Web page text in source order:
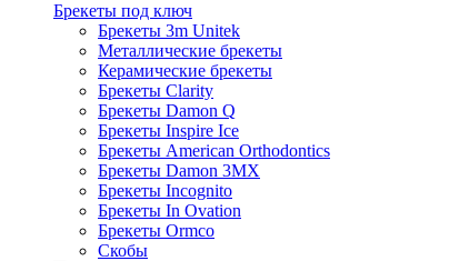
Брекеты под ключ
Брекеты 3m Unitek
Металлические брекеты
Керамические брекеты
Брекеты Clarity
Брекеты Damon Q
Брекеты Inspire Ice
Брекеты American Orthodontics
Брекеты Damon 3MX
Брекеты Incognito
Брекеты In Ovation
Брекеты Ormco
Скобы